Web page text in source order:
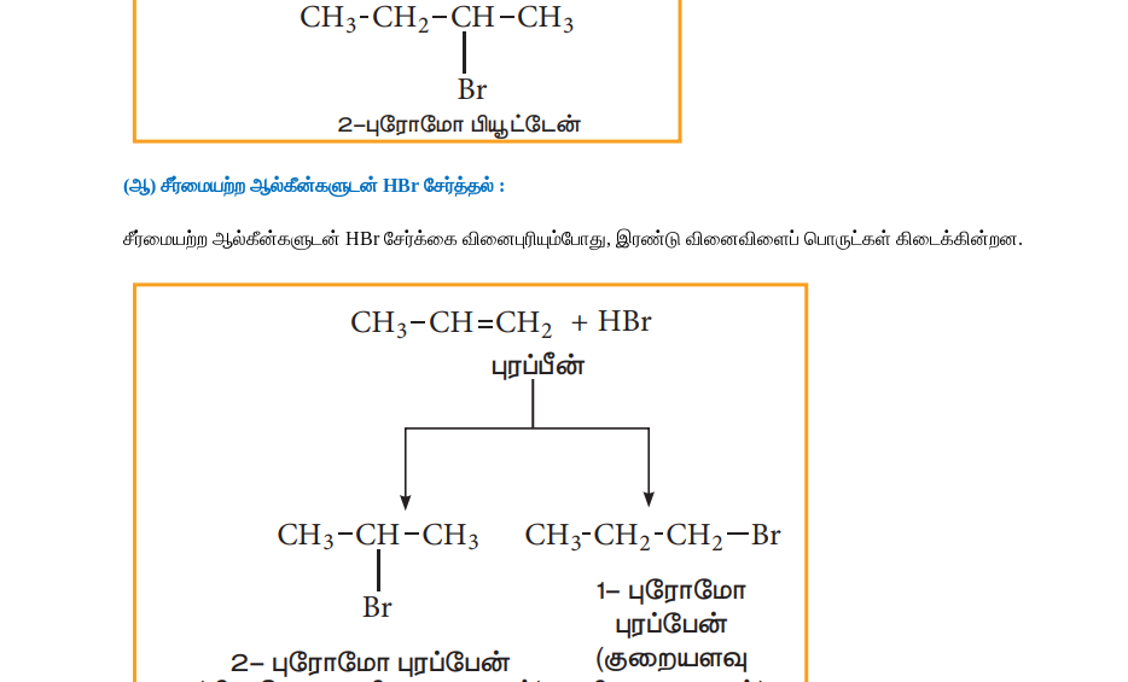
(ஆ) சீர்மையற்ற ஆல்கீன்களுடன் HBr சேர்த்தல் :
சீர்மையற்ற ஆல்கீன்களுடன் HBr சேர்க்கை வினைபுரியும்போது, இரண்டு வினைவிளைப் பொருட்கள் கிடைக்கின்றன.